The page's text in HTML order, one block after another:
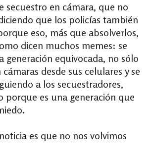
secuestro en cámara, que no
que los policías también
eso, más que absolverlos,
dicen muchos memes: se
generación equivocada, no sólo
desde sus celulares y se
a los secuestradores,
porque es una generación que
es que no nos volvimos